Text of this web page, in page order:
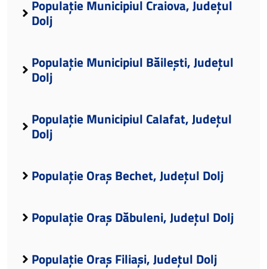
Populație Municipiul Craiova, Județul
Dolj
Populație Municipiul Băilești, Județul
Dolj
Populație Municipiul Calafat, Județul
Dolj
Populație Oraș Bechet, Județul Dolj
Populație Oraș Dăbuleni, Județul Dolj
Populație Oraș Filiași, Județul Dolj